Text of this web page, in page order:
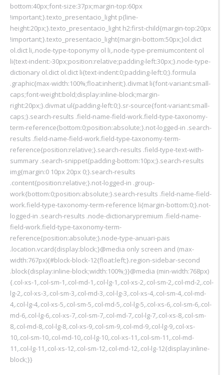
bottom:40px;font-size:37px;margin-top:60px
!important;}.texto_presentacio_light p{line-
height:20px;}.texto_presentacio_light h2:first-child{margin-top:20px
!important;}.texto_presentacio_light{margin-bottom:50px;}ol.dict
ol.dict li,.node-type-toponymy ol li,.node-type-premiumcontent ol
li{text-indent:-30px;position:relative;padding-left:30px;}.node-type-
dictionary ol.dict ol.dict li{text-indent:0;padding-left:0;}.formula
.graphic{max-width:100%;float:inherit;}.divmat li{font-variant:small-
caps;font-weight:bold;display:inline-block;margin-
right:20px;}.divmat ul{padding-left:0;}.sr-source{font-variant:small-
caps;}.search-results .field-name-field-work.field-type-taxonomy-
term-reference{bottom:0;position:absolute;}.not-logged-in .search-
results .field-name-field-work.field-type-taxonomy-term-
reference{position:relative;}.search-results .field-type-text-with-
summary .search-snippet{padding-bottom:10px;}.search-results
img{margin:0 10px 20px 0;}.search-results
.content{position:relative;}.not-logged-in .group-
work{bottom:0;position:absolute;}.search-results .field-name-field-
work.field-type-taxonomy-term-reference li{margin-bottom:0;}.not-
logged-in .search-results .node-dictionarypremium .field-name-
field-work.field-type-taxonomy-term-
reference{position:absolute;}.node-type-anuari-pais
.location.vcard{display:block;}@media only screen and (max-
width:767px){#block-block-12{float:left;}.region-sidebar-second
.block{display:inline-block;width:100%;}}@media (min-width:768px)
{.col-xs-1,.col-sm-1,.col-md-1,.col-lg-1,.col-xs-2,.col-sm-2,.col-md-2,.col-
lg-2,.col-xs-3,.col-sm-3,.col-md-3,.col-lg-3,.col-xs-4,.col-sm-4,.col-md-
4,.col-lg-4,.col-xs-5,.col-sm-5,.col-md-5,.col-lg-5,.col-xs-6,.col-sm-6,.col-
md-6,.col-lg-6,.col-xs-7,.col-sm-7,.col-md-7,.col-lg-7,.col-xs-8,.col-sm-
8,.col-md-8,.col-lg-8,.col-xs-9,.col-sm-9,.col-md-9,.col-lg-9,.col-xs-
10,.col-sm-10,.col-md-10,.col-lg-10,.col-xs-11,.col-sm-11,.col-md-
11,.col-lg-11,.col-xs-12,.col-sm-12,.col-md-12,.col-lg-12{display:inline-
block;}}